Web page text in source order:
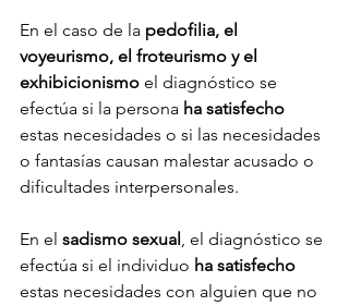
En el caso de la pedofilia, el
voyeurismo, el froteurismo y el
exhibicionismo el diagnóstico se
efectúa si la persona ha satisfecho
estas necesidades o si las necesidades
o fantasías causan malestar acusado o
dificultades interpersonales.
En el sadismo sexual, el diagnóstico se
efectúa si el individuo ha satisfecho
estas necesidades con alguien que no